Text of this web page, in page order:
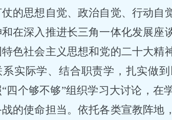
的思想自觉、政治自觉、行动自觉
和在深入推进长三角一体化发展座
色社会主义思想和党的二十大精
实际学、结合职责学，扎实做
“四个够不够”组织学习大讨论，在
的使命担当。依托各类宣教阵地